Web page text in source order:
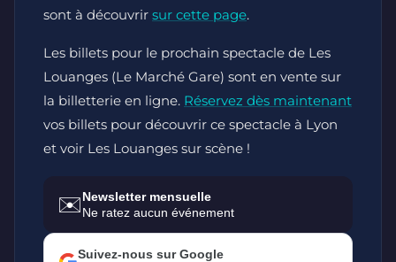
sont à découvrir sur cette page.
Les billets pour le prochain spectacle de Les
Louanges (Le Marché Gare) sont en vente sur
la billetterie en ligne. Réservez dès maintenant
vos billets pour découvrir ce spectacle à Lyon
et voir Les Louanges sur scène !
✉️Newsletter mensuelle
Ne ratez aucun événement
Suivez-nous sur Google